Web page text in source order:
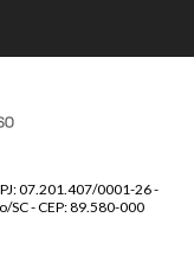
07.201.407/0001-26 -
SC - CEP: 89.580-000